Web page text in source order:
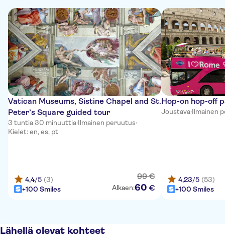
Vatican Museums, Sistine Chapel and St.
Peter’s Square guided tour
3 tuntia 30 minuuttia·Ilmainen peruutus·
Kielet: en, es, pt
4,4/5 (3)
+100 Smiles
99 €
Alkaen:60 €
Hop-on hop-off
Joustava·Ilmainen
4,23/5 (53)
+100 Smiles
Lähellä olevat kohteet